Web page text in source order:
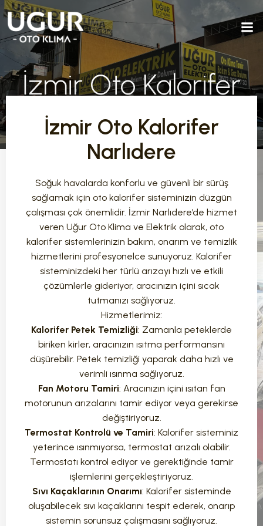
İzmir Oto Kalorifer
Narlıdere
İzmir Oto Kalorifer
Narlıdere
Soğuk havalarda konforlu ve güvenli bir sürüş
sağlamak için oto kalorifer sisteminizin düzgün
çalışması çok önemlidir. İzmir Narlıdere’de hizmet
veren Uğur Oto Klima ve Elektrik olarak, oto
kalorifer sistemlerinizin bakım, onarım ve temizlik
hizmetlerini profesyonelce sunuyoruz. Kalorifer
sisteminizdeki her türlü arızayı hızlı ve etkili
çözümlerle gideriyor, aracınızın içini sıcak
tutmanızı sağlıyoruz.
Hizmetlerimiz:
Kalorifer Petek Temizliği: Zamanla peteklerde
biriken kirler, aracınızın ısıtma performansını
düşürebilir. Petek temizliği yaparak daha hızlı ve
verimli ısınma sağlıyoruz.
Fan Motoru Tamiri: Aracınızın içini ısıtan fan
motorunun arızalarını tamir ediyor veya gerekirse
değiştiriyoruz.
Termostat Kontrolü ve Tamiri: Kalorifer sisteminiz
yeterince ısınmıyorsa, termostat arızalı olabilir.
Termostatı kontrol ediyor ve gerektiğinde tamir
işlemlerini gerçekleştiriyoruz.
Sıvı Kaçaklarının Onarımı: Kalorifer sisteminde
oluşabilecek sıvı kaçaklarını tespit ederek, onarıp
sistemin sorunsuz çalışmasını sağlıyoruz.